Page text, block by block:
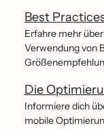
Best
Erfahre mehr
Verwendung von
Die
Informiere dich
mobile